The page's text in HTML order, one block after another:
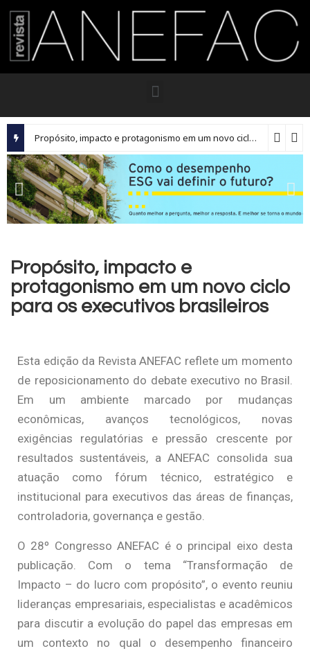
Propósito, impacto e protagonismo em um novo ciclo para os executivos brasileiros
Propósito, impacto e
protagonismo em um novo ciclo
para os executivos brasileiros
Esta edição da Revista ANEFAC reflete um momento
de reposicionamento do debate executivo no Brasil.
Em um ambiente marcado por mudanças
econômicas, avanços tecnológicos, novas
exigências regulatórias e pressão crescente por
resultados sustentáveis, a ANEFAC consolida sua
atuação como fórum técnico, estratégico e
institucional para executivos das áreas de finanças,
controladoria, governança e gestão.
O 28º Congresso ANEFAC é o principal eixo desta
publicação. Com o tema “Transformação de
Impacto – do lucro com propósito”, o evento reuniu
lideranças empresariais, especialistas e acadêmicos
para discutir a evolução do papel das empresas em
um contexto no qual o desempenho financeiro